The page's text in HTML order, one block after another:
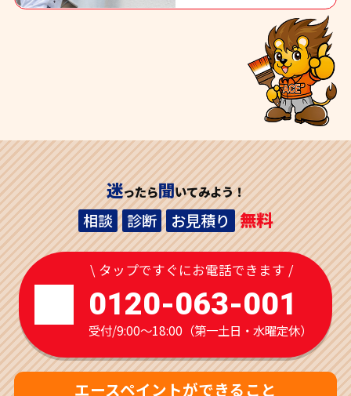
迷ったら聞いてみよう！
相談 診断 お見積り 無料
\ タップですぐにお電話できます /
0120-063-001
受付/9:00～18:00（第一土日・水曜定休）
エースペイントができること